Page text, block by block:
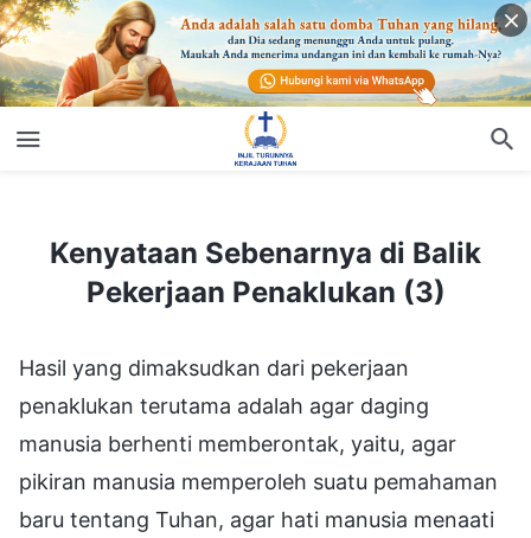
Kenyataan Sebenarnya di Balik
Pekerjaan Penaklukan (3)
Hasil yang dimaksudkan dari pekerjaan
penaklukan terutama adalah agar daging
manusia berhenti memberontak, yaitu, agar
pikiran manusia memperoleh suatu pemahaman
baru tentang Tuhan, agar hati manusia menaati